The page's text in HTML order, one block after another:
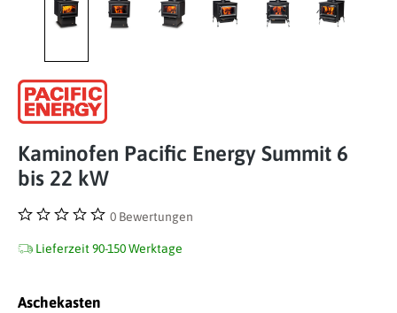
Kaminofen Pacific Energy Summit 6
bis 22 kW
0 Bewertungen
Lieferzeit 90-150 Werktage
Aschekastenauswählen